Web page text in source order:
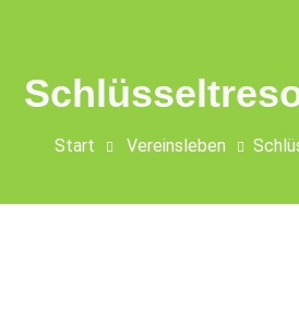
Start Vereinsleben